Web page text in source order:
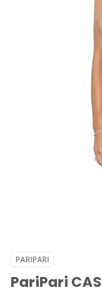
PARIPARI
PariPari